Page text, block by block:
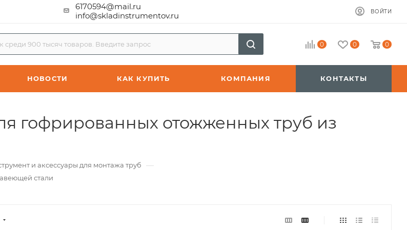
6170594@mail.ru
info@skladinstrumentov.ru
ВОЙТИ
0 0 0
НОВОСТИ КАК КУПИТЬ КОМПАНИЯ КОНТАКТЫ
гофрированных отожженных труб из
и аксессуары для монтажа труб —
стали